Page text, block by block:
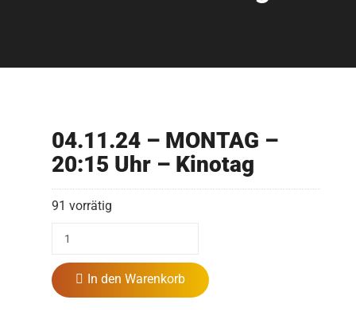
04.11.24 – MONTAG –
20:15 Uhr – Kinotag
91 vorrätig
In den Warenkorb